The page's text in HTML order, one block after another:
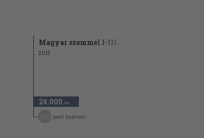
Magyar szemmel I-III.
2013
24.000 ,-Ft
pont kapható